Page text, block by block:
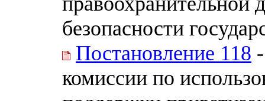
безопасности
Постановление 118
комиссии по